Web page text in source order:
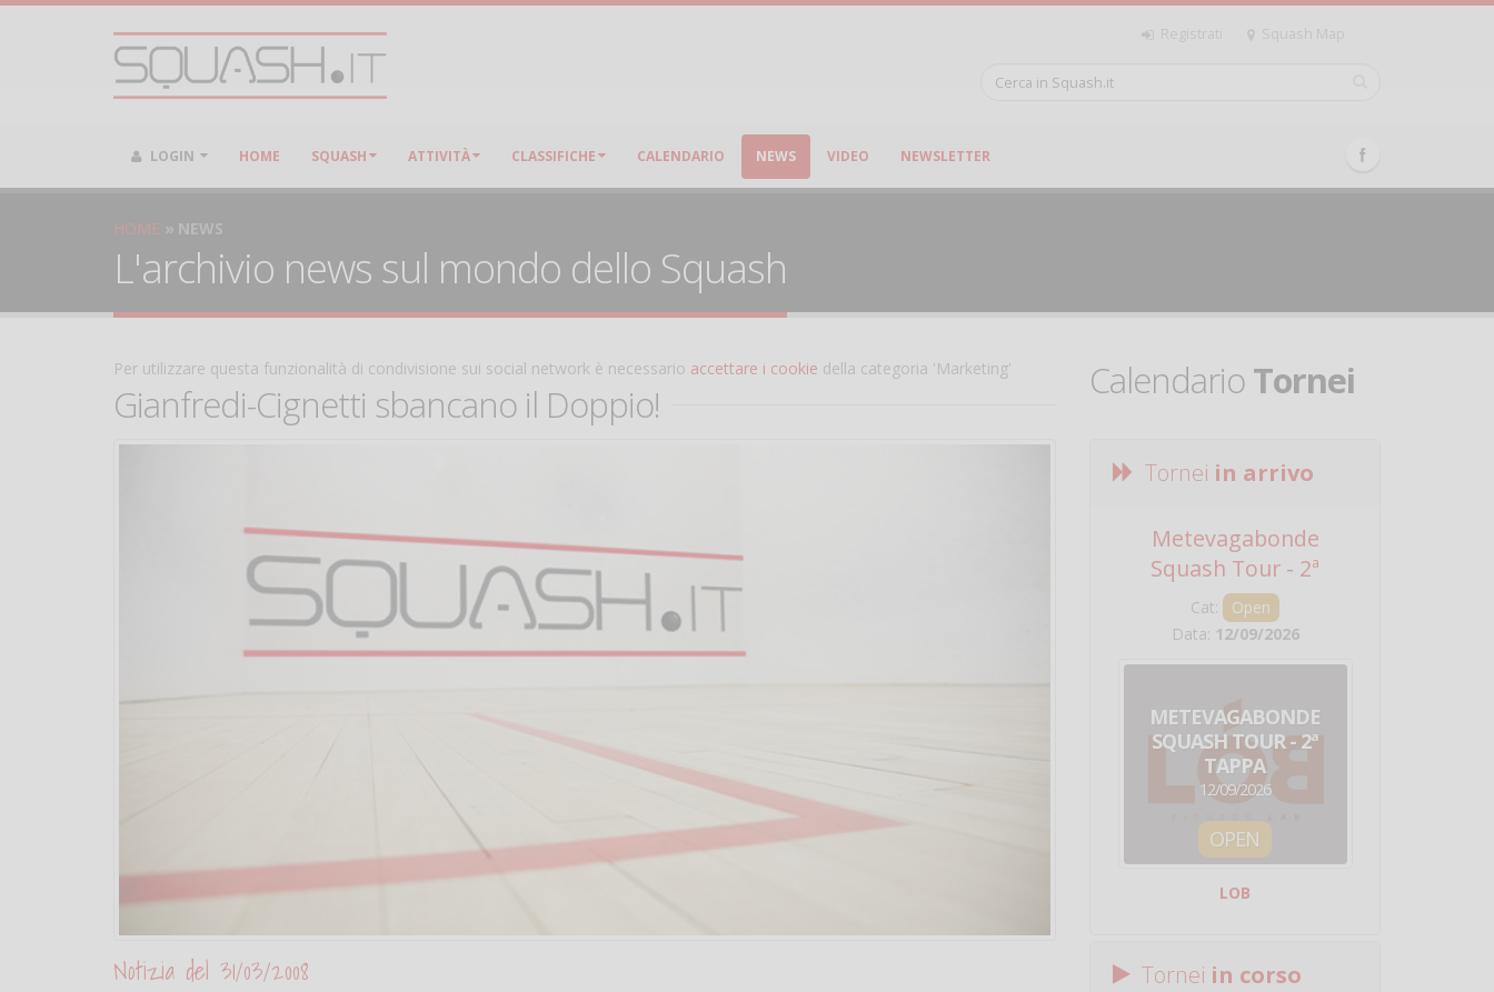
Registrati Squash Map
LOGIN HOME SQUASH ATTIVITÀ CLASSIFICHE CALENDARIO NEWS VIDEO NEWSLETTER
HOME NEWS
L'archivio news sul mondo dello Squash
Per utilizzare questa funzionalità di condivisione sui social network è necessario accettare i cookie della categoria 'Marketing'
Gianfredi-Cignetti sbancano il Doppio!
Notizia del 31/03/2008
CalendarioTornei
Tornei in arrivo
Metevagabonde
Squash Tour - 2ª
Tappa
Cat:
Open
Data: 12/09/2026
METEVAGABONDE
SQUASH TOUR - 2ª
TAPPA
12/09/2026
OPEN
LOB
Tornei in corso